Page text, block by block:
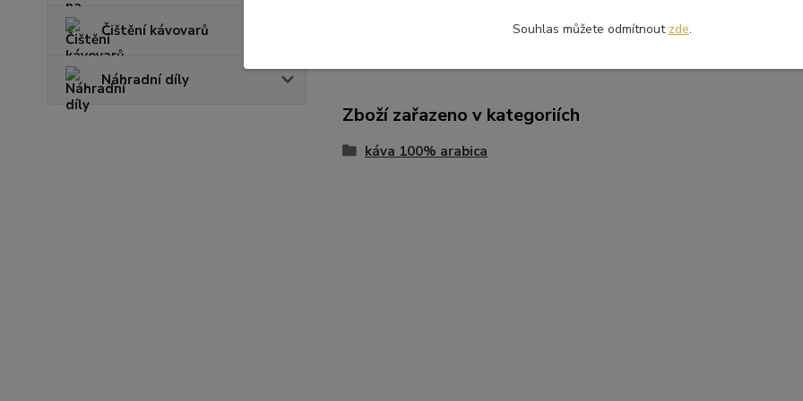
Čištění kávovarů
Náhradní díly
U této kávy jsem chtěl nechat naplno vyniknout její přirozené tóny
Zboží zařazeno v kategoriích
káva 100% arabica
Souhlas můžete odmítnout zde.